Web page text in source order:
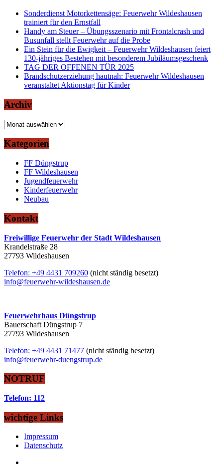
Sonderdienst Motorkettensäge: Feuerwehr Wildeshausen
trainiert für den Ernstfall
Handy am Steuer – Übungsszenario mit Frontalcrash und
Busunfall stellt Feuerwehr auf die Probe
Ein Stein für die Ewigkeit – Feuerwehr Wildeshausen feiert
130-jähriges Bestehen mit besonderem Jubiläumsgeschenk
TAG DER OFFENEN TÜR 2025
Brandschutzerziehung hautnah: Feuerwehr Wildeshausen
veranstaltet Aktionstag für Kinder
Archiv
Archiv
Kategorien
FF Düngstrup
FF Wildeshausen
Jugendfeuerwehr
Kinderfeuerwehr
Neubau
Kontakt
Freiwillige Feuerwehr der Stadt Wildeshausen
Krandelstraße 28
27793 Wildeshausen
Telefon: +49 4431 709260 (nicht ständig besetzt)
info@feuerwehr-wildeshausen.de
Feuerwehrhaus Düngstrup
Bauerschaft Düngstrup 7
27793 Wildeshausen
Telefon: +49 4431 71477 (nicht ständig besetzt)
info@feuerwehr-duengstrup.de
NOTRUF
Telefon: 112
wichtige Links
Impressum
Datenschutz